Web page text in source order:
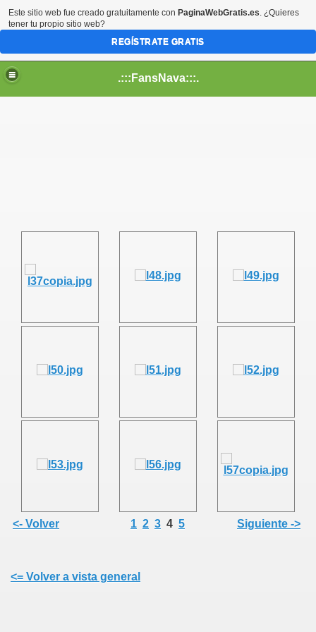
.:::FansNava:::.
<- Volver 1 2 3 4 5 Siguiente ->
<= Volver a vista general
Este sitio web fue creado gratuitamente con PaginaWebGratis.es. ¿Quieres
tener tu propio sitio web?
REGÍSTRATE GRATIS